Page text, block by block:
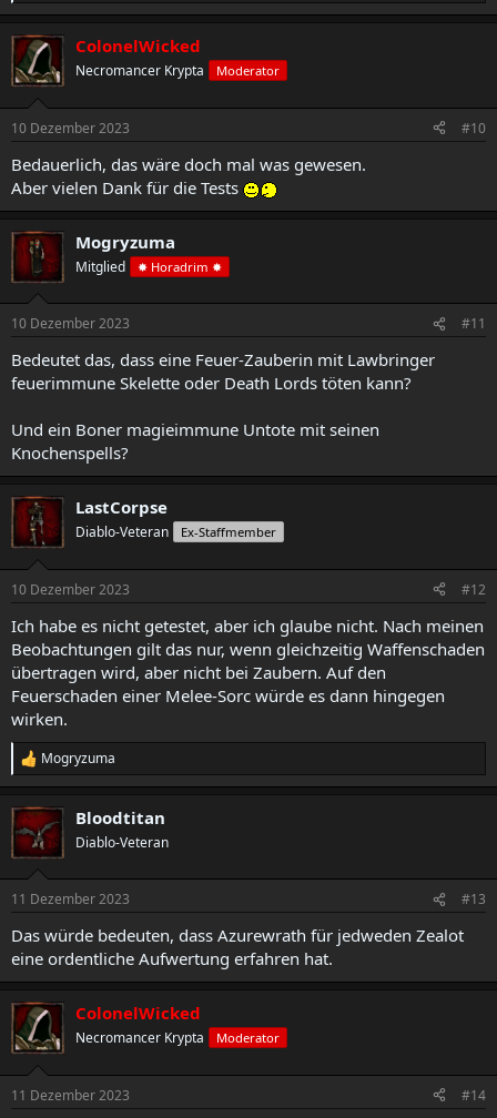
e
k
t
i
e
:
ColonelWicked
Necromancer Krypta Moderator
10 Dezember 2023 #10
Bedauerlich, das wäre doch mal was gewesen.
Aber vielen Dank für die Tests
Mogryzuma
Mitglied ✸ Horadrim ✸
10 Dezember 2023 #11
Bedeutet das, dass eine Feuer-Zauberin mit Lawbringer
feuerimmune Skelette oder Death Lords töten kann?
Und ein Boner magieimmune Untote mit seinen
Knochenspells?
LastCorpse
Diablo-Veteran Ex-Staffmember
10 Dezember 2023 #12
Ich habe es nicht getestet, aber ich glaube nicht. Nach meinen
Beobachtungen gilt das nur, wenn gleichzeitig Waffenschaden
übertragen wird, aber nicht bei Zaubern. Auf den
Feuerschaden einer Melee-Sorc würde es dann hingegen
wirken.
R
e
k
t
i
e
:
Mogryzuma
Bloodtitan
Diablo-Veteran
11 Dezember 2023 #13
Das würde bedeuten, dass Azurewrath für jedweden Zealot
eine ordentliche Aufwertung erfahren hat.
ColonelWicked
Necromancer Krypta Moderator
11 Dezember 2023 #14